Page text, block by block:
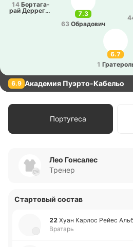
6.7
1
14 Бо­рта­га­
рай Де­рре­ги­
7.3
63 Обра­до­вич
6.9 Академия Пуэрто-Кабельо
Португеса
Лео Гонсалес
Тренер
Стартовый состав
22 Хуан Карлос Рейес
Вратарь